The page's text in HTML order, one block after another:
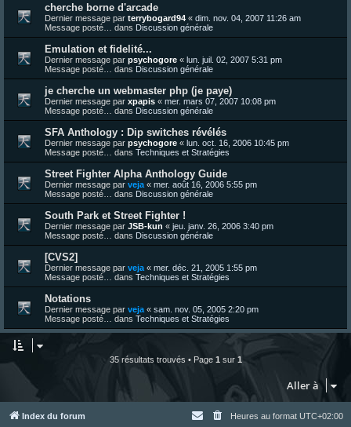
cherche borne d'arcade
Dernier message par terrybogard94 « dim. nov. 04, 2007 11:26 am
Message posté… dans Discussion générale
Emulation et fidelité...
Dernier message par psychogore « lun. juil. 02, 2007 5:31 pm
Message posté… dans Discussion générale
je cherche un webmaster php (je paye)
Dernier message par xpapis « mer. mars 07, 2007 10:08 pm
Message posté… dans Discussion générale
SFA Anthology : Dip switches révélés
Dernier message par psychogore « lun. oct. 16, 2006 10:45 pm
Message posté… dans Techniques et Stratégies
Street Fighter Alpha Anthology Guide
Dernier message par veja « mer. août 16, 2006 5:55 pm
Message posté… dans Discussion générale
South Park et Street Fighter !
Dernier message par JSB-kun « jeu. janv. 26, 2006 3:40 pm
Message posté… dans Discussion générale
[CVS2]
Dernier message par veja « mer. déc. 21, 2005 1:55 pm
Message posté… dans Techniques et Stratégies
Notations
Dernier message par veja « sam. nov. 05, 2005 2:20 pm
Message posté… dans Techniques et Stratégies
35 résultats trouvés • Page 1 sur 1
Aller à
Index du forum Heures au format UTC+02:00